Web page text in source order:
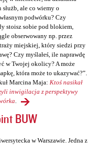
ale co wiemy o
podwórku? Czy
stoisz sobie pod blokiem,
obserwowany np. przez
miejskiej, który siedzi przy
Czy myślałeś, ile naprawdę
w Twojej okolicy? A może
która może to ukazywać?”.
Marcina Maja: Ktoś nasikał
inwigilacja z perspektywy
.
BUW
w Warszawie. Jedna z